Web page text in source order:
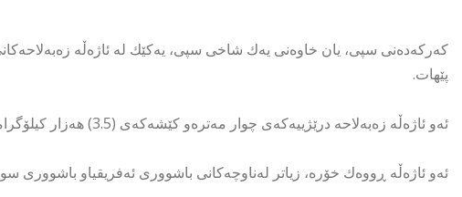
پێهات.
ئەو ئاژەڵە زەبەلاحە درێژییەكەی چوار مەترەو كێشەكەی (3.5) هەزار كیلۆگرامە، بەرزییەكەشی (180) سەنتیمەترو بەرزتریشە.
ئەو ئاژەڵە ڕووەك خۆرە، زیاتر لەناوچەكانی باشووری ئەفریقیاو باشووری